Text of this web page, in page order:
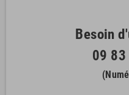
Besoin
09